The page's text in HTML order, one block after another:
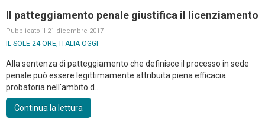
Il patteggiamento penale giustifica il licenziamento
Pubblicato il 21 dicembre 2017
IL SOLE 24 ORE; ITALIA OGGI
Alla sentenza di patteggiamento che definisce il processo in sede
penale può essere legittimamente attribuita piena efficacia
probatoria nell'ambito d...
Continua la lettura